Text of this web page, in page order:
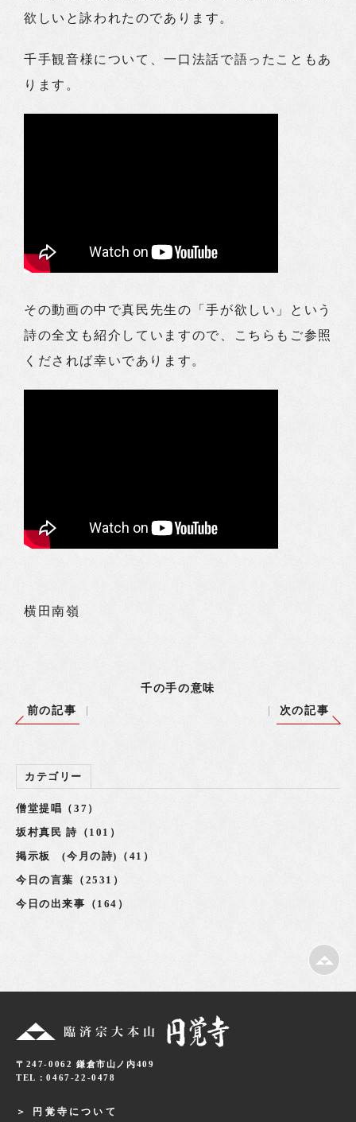
欲しいと詠われたのであります。
千手観音様について、一口法話で語ったこともあ
ります。
その動画の中で真民先生の「手が欲しい」という
詩の全文も紹介していますので、こちらもご参照
くだされば幸いであります。
横田南嶺
千の手の意味
前の記事
次の記事
カテゴリー
僧堂提唱（37）
坂村真民 詩（101）
掲示板 (今月の詩)（41）
今日の言葉（2531）
今日の出来事（164）
〒247-0062 鎌倉市山ノ内409
TEL：0467-22-0478
円覚寺について